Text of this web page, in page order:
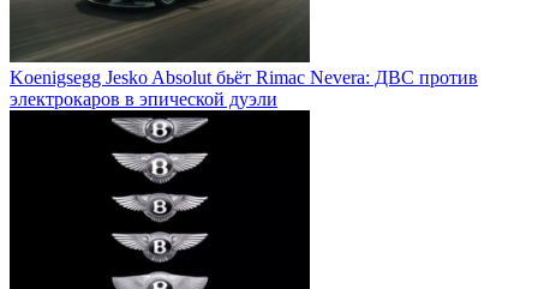
Koenigsegg Jesko Absolut бьёт Rimac Nevera: ДВС против
электрокаров в эпической дуэли